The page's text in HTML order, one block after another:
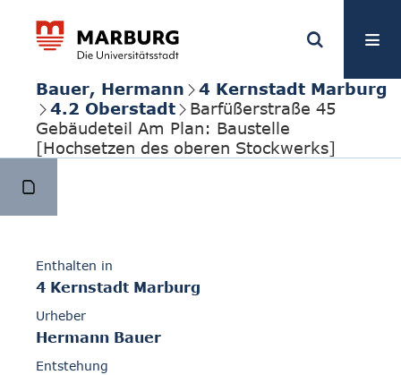
Bauer, Hermann
4 Kernstadt Marburg
4.2 Oberstadt
Barfüßerstraße 45
Gebäudeteil Am Plan: Baustelle
[Hochsetzen des oberen Stockwerks]
Enthalten in
4 Kernstadt Marburg
Urheber
Hermann Bauer
Entstehung